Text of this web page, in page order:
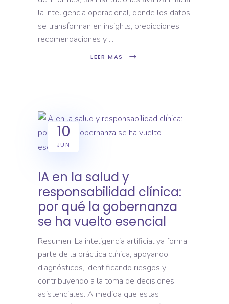
la inteligencia operacional, donde los datos
se transforman en insights, predicciones,
recomendaciones y
LEER MAS
10
JUN
IA en la salud y
responsabilidad clínica:
por qué la gobernanza
se ha vuelto esencial
Resumen: La inteligencia artificial ya forma
parte de la práctica clínica, apoyando
diagnósticos, identificando riesgos y
contribuyendo a la toma de decisiones
asistenciales. A medida que estas